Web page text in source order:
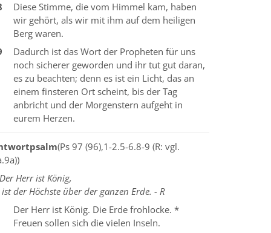
Diese Stimme, die vom Himmel kam, haben
wir gehört, als wir mit ihm auf dem heiligen
Berg waren.
Dadurch ist das Wort der Propheten für uns
noch sicherer geworden und ihr tut gut daran,
es zu beachten; denn es ist ein Licht, das an
einem finsteren Ort scheint, bis der Tag
anbricht und der Morgenstern aufgeht in
eurem Herzen.
(Ps 97 (96),1-2.5-6.8-9 (R: vgl.
Herr ist König,
der Höchste über der ganzen Erde. - R
Der Herr ist König. Die Erde frohlocke. *
Freuen sollen sich die vielen Inseln.